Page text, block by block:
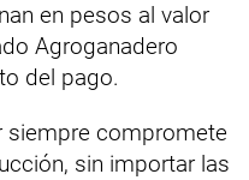
en pesos al valor
Agroganadero
del pago.
siempre compromete
sin importar las